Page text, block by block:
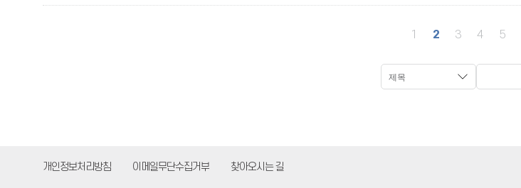
1 2 3 4 5
개인정보처리방침 이메일무단수집거부 찾아오시는 길